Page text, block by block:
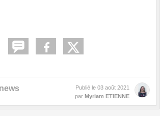
Publié le 03 août 2021
par Myriam ETIENNE